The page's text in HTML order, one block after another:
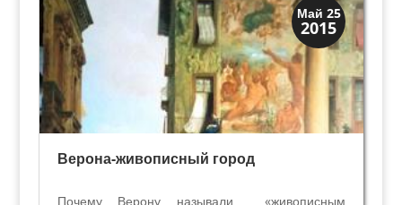
Май 25
2015
Венецианская
Верона
Верона-живописный город
Почему Верону называли «живописным